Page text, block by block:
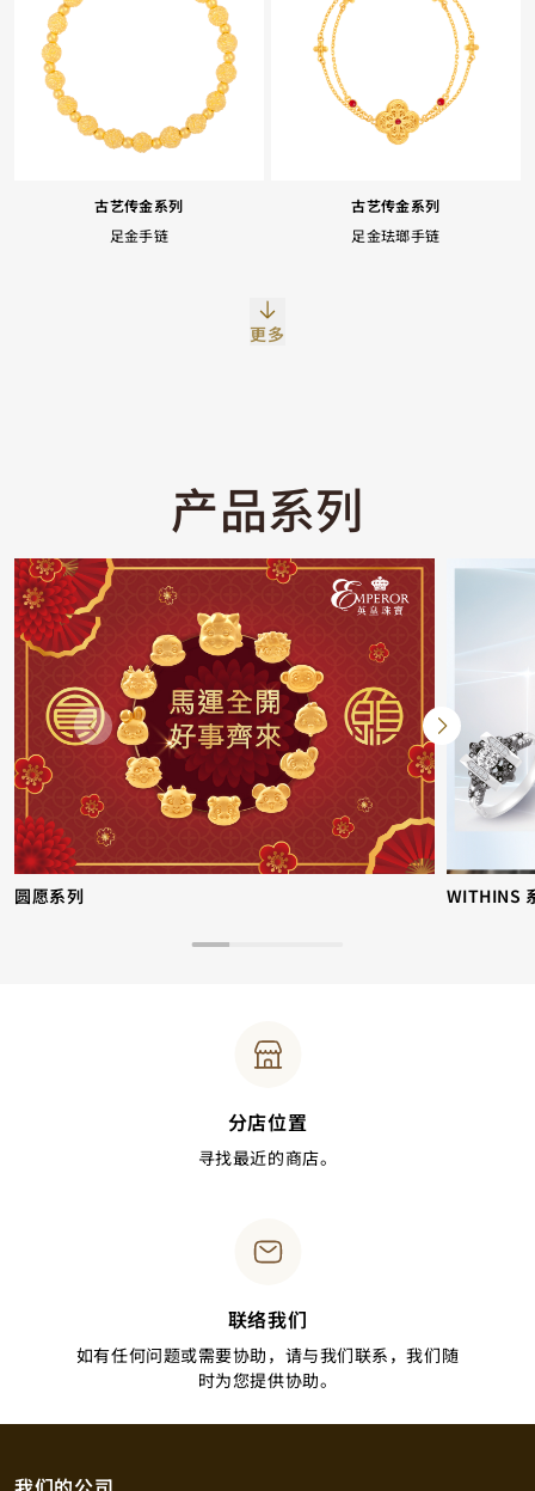
古艺传金系列
足金手链
古艺传金系列
足金珐瑯手链
更多
产品系列
圆愿系列 WITHINS
分店位置
寻找最近的商店。
联络我们
如有任何问题或需要协助，请与我们联系，我们随
时为您提供协助。